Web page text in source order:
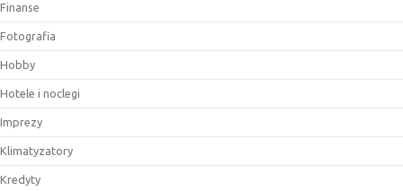
Finanse
Fotografia
Hobby
Hotele i noclegi
Imprezy
Klimatyzatory
Kredyty